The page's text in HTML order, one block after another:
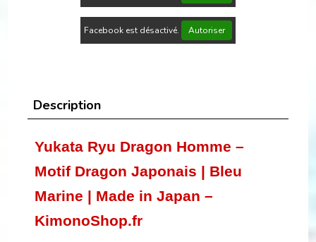
Facebook est désactivé. Autoriser
Description
Yukata Ryu Dragon Homme –
Motif Dragon Japonais | Bleu
Marine | Made in Japan –
KimonoShop.fr